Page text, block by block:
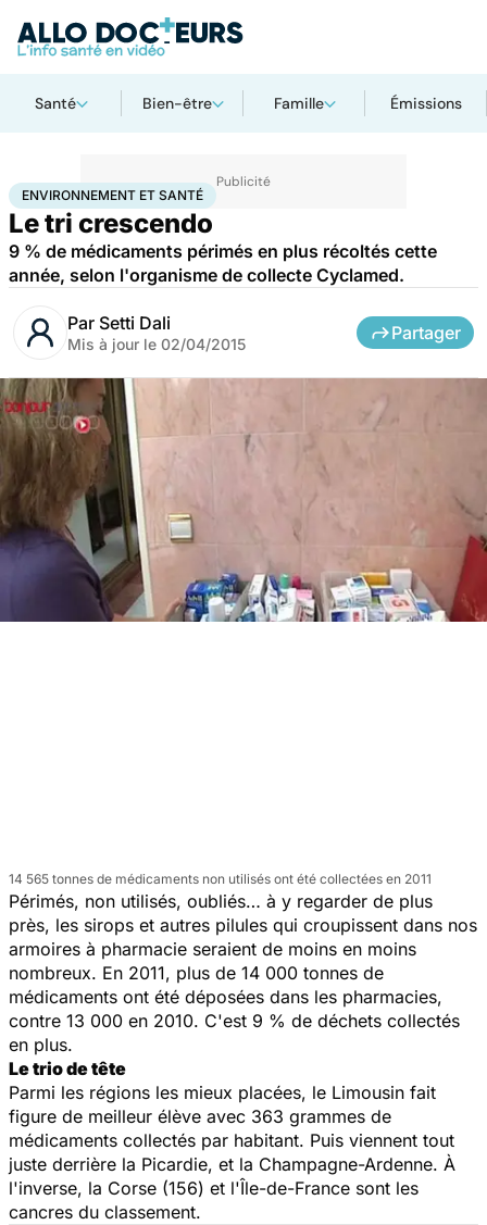
Santé Bien-être Famille Émissions
AccueilBien-êtreEnvironnement et santé
ENVIRONNEMENT ET SANTÉ
Le tri crescendo
9 % de médicaments périmés en plus récoltés cette
année, selon l'organisme de collecte Cyclamed.
Par Setti Dali
Mis à jour le 02/04/2015
Partager
14 565 tonnes de médicaments non utilisés ont été collectées en 2011
Périmés, non utilisés, oubliés… à y regarder de plus
près, les sirops et autres pilules qui croupissent dans nos
armoires à pharmacie seraient de moins en moins
nombreux. En 2011, plus de 14 000 tonnes de
médicaments ont été déposées dans les pharmacies,
contre 13 000 en 2010. C'est 9 % de déchets collectés
en plus.
Le trio de tête
Parmi les régions les mieux placées, le Limousin fait
figure de meilleur élève avec 363 grammes de
médicaments collectés par habitant. Puis viennent tout
juste derrière la Picardie, et la Champagne-Ardenne. À
l'inverse, la Corse (156) et l'Île-de-France sont les
cancres du classement.